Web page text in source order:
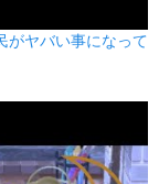
がヤバい事になって